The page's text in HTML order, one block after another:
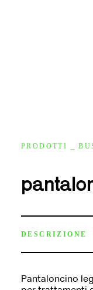
PRODOTTI _
DESCRIZIONE
Pantaloncino